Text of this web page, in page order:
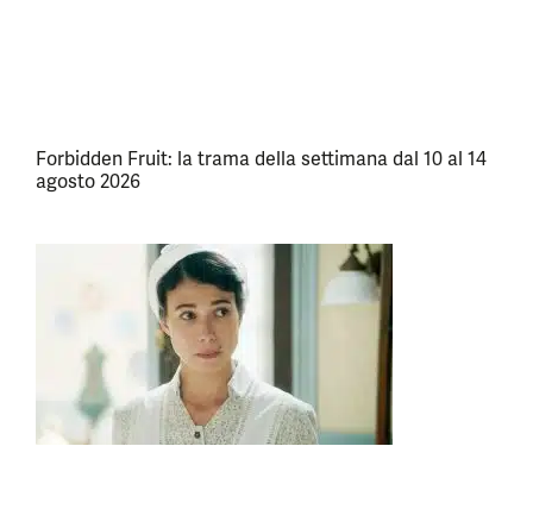
Forbidden Fruit: la trama della settimana dal 10 al 14
agosto 2026